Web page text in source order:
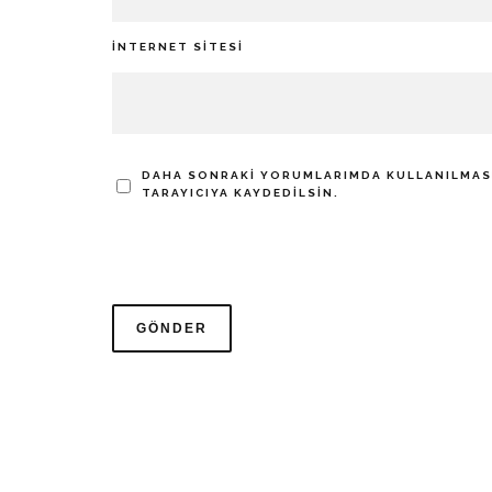
İNTERNET SITESI
DAHA SONRAKI YORUMLARIMDA
TARAYICIYA KAYDEDILSIN.